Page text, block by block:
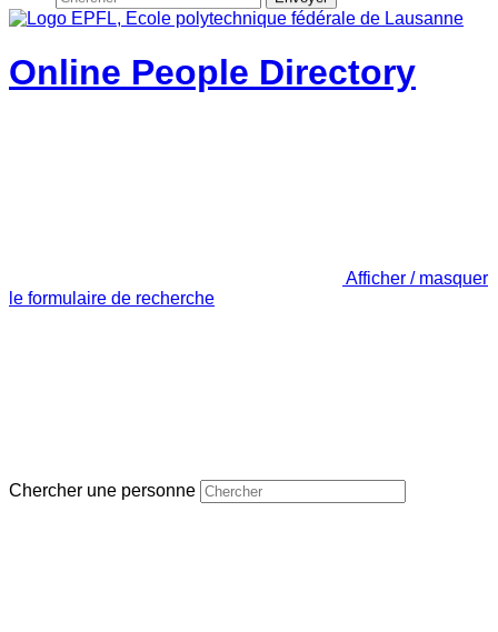
Online People Directory
Afficher / masquer
le formulaire de recherche
Chercher une personne